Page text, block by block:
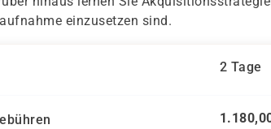
einzusetzen sind.
2 Tage